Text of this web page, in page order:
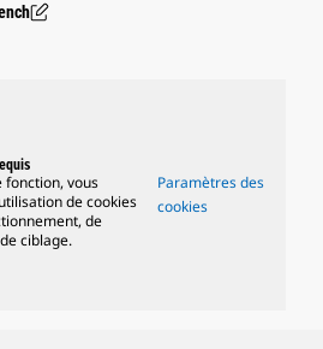
fonction, vous
de cookies
de
ciblage.
Paramètres des
cookies